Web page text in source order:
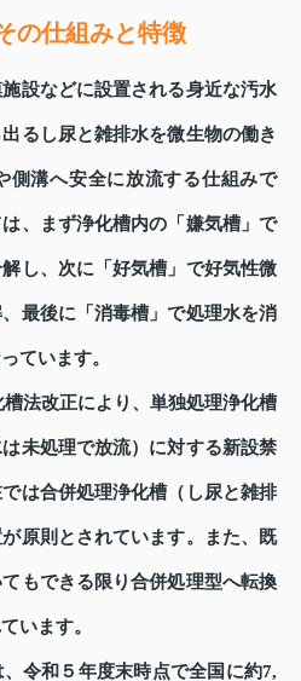
の仕組みと特徴
設などに設置される身近な汚水
るし尿と雑排水を微生物の働き
側溝へ安全に放流する仕組みで
、まず浄化槽内の「嫌気槽」で
し、次に「好気槽」で好気性微
最後に「消毒槽」で処理水を消
ています。
法改正により、単独処理浄化槽
は未処理で放流）に対する新設禁
は合併処理浄化槽（し尿と雑排
原則とされています。また、既
もできる限り合併処理型へ転換
います。
令和５年度末時点で全国に約7,